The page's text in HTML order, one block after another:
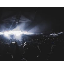
のか？
PPV「ALL OUT」
ーリーは超過激な形
日の試合は壮絶な内
が予想さ...